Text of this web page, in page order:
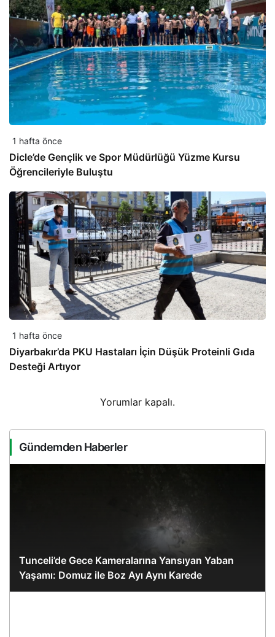
1 hafta önce
Dicle’de Gençlik ve Spor Müdürlüğü Yüzme Kursu
Öğrencileriyle Buluştu
1 hafta önce
Diyarbakır’da PKU Hastaları İçin Düşük Proteinli Gıda
Desteği Artıyor
Yorumlar kapalı.
Gündemden Haberler
Tunceli’de Gece Kameralarına Yansıyan Yaban
Yaşamı: Domuz ile Boz Ayı Aynı Karede